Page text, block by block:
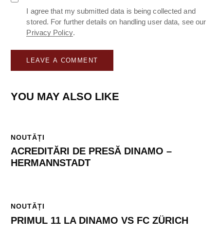
I agree that my submitted data is being collected and
stored. For further details on handling user data, see our
Privacy Policy.
YOU MAY ALSO LIKE
NOUTĂȚI
ACREDITĂRI DE PRESĂ DINAMO –
HERMANNSTADT
NOUTĂȚI
PRIMUL 11 LA DINAMO VS FC ZÜRICH